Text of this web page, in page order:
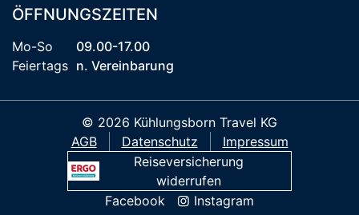
ÖFFNUNGSZEITEN
Mo-So
09.00-17.00
Feiertags n. Vereinbarung
© 2026 Kühlungsborn Travel KG
AGB
Datenschutz
Impressum
Reiseversicherung
widerrufen
Facebook
Instagram